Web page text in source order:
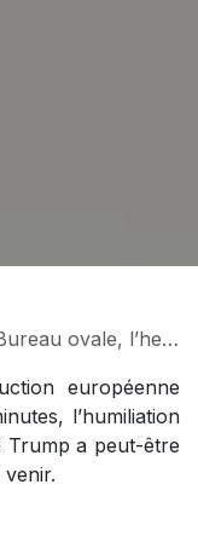
« Full European Jacket »
européenne
l’humiliation
Trump a peut-être